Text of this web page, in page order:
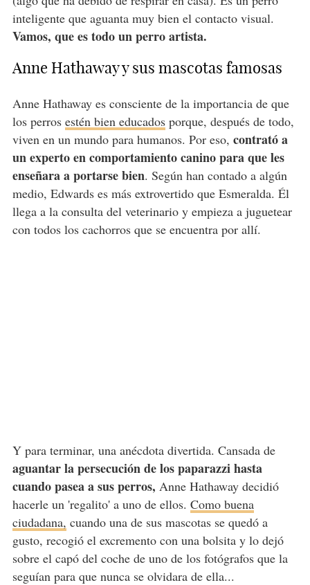
inteligente que aguanta muy bien el contacto visual.
Vamos, que es todo un perro artista.
Anne Hathaway y sus mascotas famosas
Anne Hathaway es consciente de la importancia de que
los perros estén bien educadosporque, después de todo,
viven en un mundo para humanos. Por eso, contrató a
un experto en comportamiento canino para que les
enseñara a portarse bien. Según han contado a algún
medio, Edwards es más extrovertido que Esmeralda. Él
llega a la consulta del veterinario y empieza a juguetear
con todos los cachorros que se encuentra por allí.
Y para terminar, una anécdota divertida. Cansada de
aguantar la persecución de los paparazzi hasta
cuando pasea a sus perros, Anne Hathaway decidió
hacerle un 'regalito' a uno de ellos. Como buena
ciudadana, cuando una de sus mascotas se quedó a
gusto, recogió el excremento con una bolsita y lo dejó
sobre el capó del coche de uno de los fotógrafos que la
seguían para que nunca se olvidara de ella...